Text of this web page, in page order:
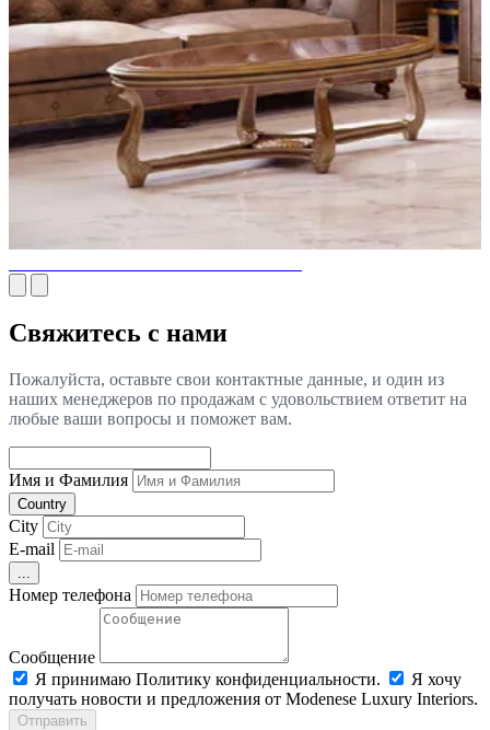
Свяжитесь с нами
Пожалуйста, оставьте свои контактные данные, и один из
наших менеджеров по продажам с удовольствием ответит на
любые ваши вопросы и поможет вам.
Имя и Фамилия
Country
City
E-mail
Номер телефона
Сообщение
Я принимаю Политику конфиденциальности.
Я хочу
получать новости и предложения от Modenese Luxury Interiors.
Отправить